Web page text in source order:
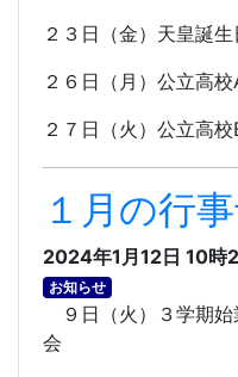
２３日（金）天皇誕生
２６日（月）公立高校
２７日（火）公立高校
１月の行
2024年1月12日 10時
お知らせ
９日（火）３学期始
会